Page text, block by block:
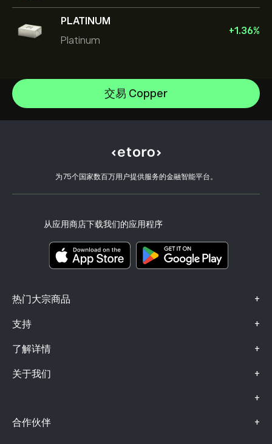
PLATINUM
Platinum
+1.36%
交易 Copper
为75个国家数百万用户提供服务的金融智能平台。
从应用商店下载我们的应用程序
热门大宗商品 +
Silver
Copper
支持 +
如何入金
如何出金
开设账户
客户端漏洞
了解详情 +
CopyTrading 简介
负责任交易
eToro Academy
关于我们 +
选择 eToro 的理由
我们的办事处
+
风险披露
关键信息文档
投诉信息（FCA 客户）
合作伙伴 +
投资保险